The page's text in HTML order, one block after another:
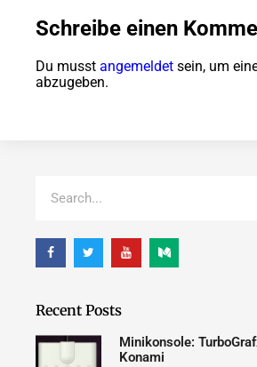
Schreibe einen
Du musst angemeldet sein, um
abzugeben.
Recent Posts
Minikonsole:
Konami